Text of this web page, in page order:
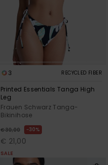
3 RECYCLED FIBER
Printed Essentials Tanga High
Leg
Frauen Schwarz Tanga-
Bikinihose
€ 30,00 30%
€ 21,00
SALE